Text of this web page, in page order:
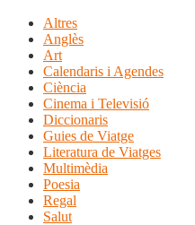
Altres
Anglès
Art
Calendaris i Agendes
Ciència
Cinema i Televisió
Diccionaris
Guies de Viatge
Literatura de Viatges
Multimèdia
Poesia
Regal
Salut